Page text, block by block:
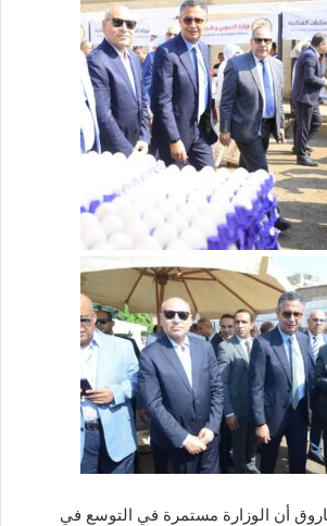
أن الوزارة مستمرة في التوسع في